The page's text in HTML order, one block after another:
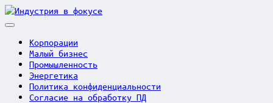
Skip
to
Индустрия
Корпорации
Малый бизнес
Промышленность
Энергетика
Политика конфиденциальности
Согласие на обработку ПД